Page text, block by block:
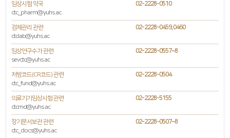
임상시험 약국
02-2228-0510
ctc_pharm@yuhs.ac
검체관리 관련
02-2228-0459,0460
ctclab@yuhs.ac
임상연구수가 관련
02-2228-0557~8
sevctc@yuhs.ac
처방코드(CR코드) 관련
02-2228-0504
ctc_fund@yuhs.ac
의료기기임상시험 관련
02-2228-5155
ctcmd@yuhs.ac
장기문서보관 관련
02-2228-0507~8
ctc_docs@yuhs.ac